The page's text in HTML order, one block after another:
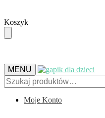
Skip
to
navigation
Skip
to
content
Koszyk
MENU
Szukaj:
Moje Konto